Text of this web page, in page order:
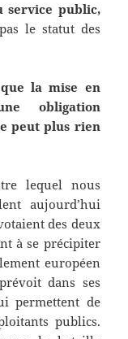
service public,
le statut des
la mise en
obligation
peut plus rien
lequel nous
aujourd’hui
des deux
à se précipiter
européen
dans ses
permettent de
publics.